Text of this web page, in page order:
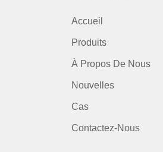
Accueil
Produits
À Propos De Nous
Nouvelles
Cas
Contactez-Nous